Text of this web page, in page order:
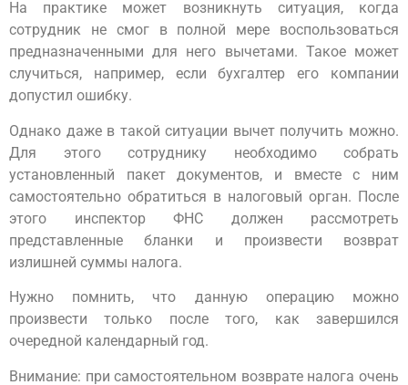
На практике может возникнуть ситуация, когда
сотрудник не смог в полной мере воспользоваться
предназначенными для него вычетами. Такое может
случиться, например, если бухгалтер его компании
допустил ошибку.
Однако даже в такой ситуации вычет получить можно.
Для этого сотруднику необходимо собрать
установленный пакет документов, и вместе с ним
самостоятельно обратиться в налоговый орган. После
этого инспектор ФНС должен рассмотреть
представленные бланки и произвести возврат
излишней суммы налога.
Нужно помнить, что данную операцию можно
произвести только после того, как завершился
очередной календарный год.
Внимание: при самостоятельном возврате налога очень